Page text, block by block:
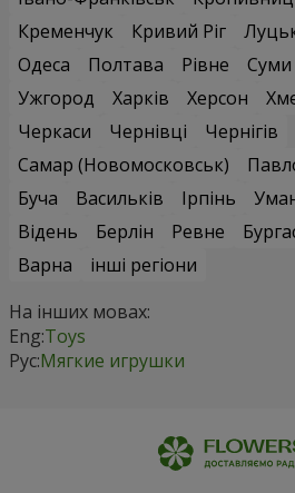
Кременчук
Кривий Ріг
Одеса
Полтава Рівне Суми
Ужгород
Харків Херсон
Черкаси
Чернівці
Чернігів
Самар (Новомосковськ)
Буча
Васильків Ірпінь
Відень
Берлін Ревне
Варна
інші регіони
На інших мовах:
Eng:Toys
Рус:Мягкие игрушки